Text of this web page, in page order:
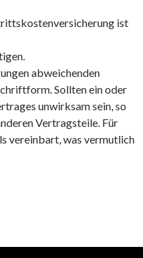
ist
abweichenden
Sollten ein oder
unwirksam sein, so
Vertragsteile. Für
vereinbart, was vermutlich